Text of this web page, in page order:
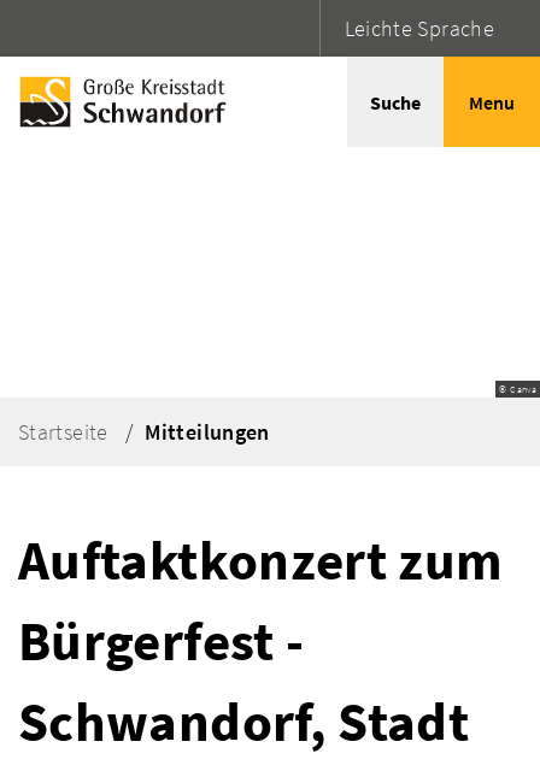
Leichte Sprache
Suche Menu
© Canva
Startseite Mitteilungen
Auftaktkonzert zum
Bürgerfest -
Schwandorf, Stadt